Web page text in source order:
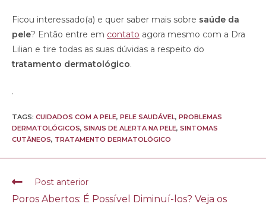
Ficou interessado(a) e quer saber mais sobre saúde da
pele? Então entre em contato agora mesmo com a Dra
Lilian e tire todas as suas dúvidas a respeito do
tratamento dermatológico.
.
TAGS: CUIDADOS COM A PELE, PELE SAUDÁVEL, PROBLEMAS
DERMATOLÓGICOS, SINAIS DE ALERTA NA PELE, SINTOMAS
CUTÂNEOS, TRATAMENTO DERMATOLÓGICO
Post anterior
Poros Abertos: É Possível Diminuí-los? Veja os